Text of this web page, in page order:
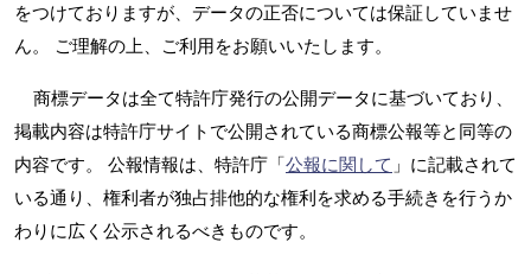
をつけておりますが、データの正否については保証していませ
ん。 ご理解の上、ご利用をお願いいたします。
商標データは全て特許庁発行の公開データに基づいており、
掲載内容は特許庁サイトで公開されている商標公報等と同等の
内容です。 公報情報は、特許庁「公報に関して 」に記載されて
いる通り、権利者が独占排他的な権利を求める手続きを行うか
わりに広く公示されるべきものです。